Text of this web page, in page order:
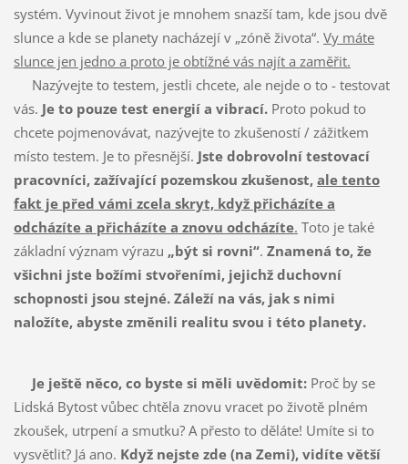
systém. Vyvinout život je mnohem snazší tam, kde jsou dvě
slunce a kde se planety nacházejí v „zóně života“. Vy máte
slunce jen jedno a proto je obtížné vás najít a zaměřit.
Nazývejte to testem, jestli chcete, ale nejde o to - testovat
vás. Je to pouze test energií a vibrací.Proto pokud to
chcete pojmenovávat, nazývejte to zkušeností / zážitkem
místo testem. Je to přesnější. Jste dobrovolní testovací
pracovníci, zažívající pozemskou zkušenost, ale tento
fakt je před vámi zcela skryt, když přicházíte a
odcházíte a přicházíte a znovu odcházíte. Toto je také
základní význam výrazu „být si rovni“. Znamená to, že
všichni jste božími stvořeními, jejichž duchovní
schopnosti jsou stejné. Záleží na vás, jak s nimi
naložíte, abyste změnili realitu svou i této planety.
Je ještě něco, co byste si měli uvědomit:Proč by se
Lidská Bytost vůbec chtěla znovu vracet po životě plném
zkoušek, utrpení a smutku? A přesto to děláte! Umíte si to
vysvětlit? Já ano. Když nejste zde (na Zemi), vidíte větší